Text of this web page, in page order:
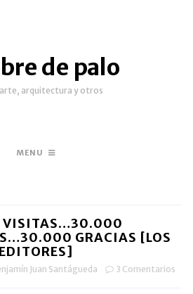
de palo
arte, arquitectura y otros
MENU
GRACIAS [LOS
EDITORES]
Juan Santágueda 3 Comentarios